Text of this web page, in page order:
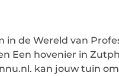
in de Wereld van
Een hovenier in
kan jouw tuin